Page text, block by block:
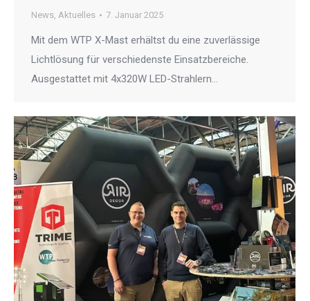
News, Aktuelles 7. Januar 2025
Mit dem WTP X-Mast erhältst du eine zuverlässige
Lichtlösung für verschiedenste Einsatzbereiche.
Ausgestattet mit 4x320W LED-Strahlern…